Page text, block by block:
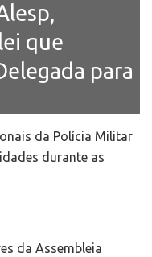
que
para
da Polícia Militar
durante as
da Assembleia